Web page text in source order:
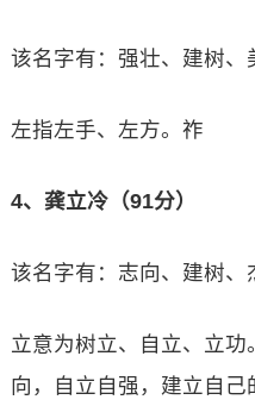
该名字有：强壮、建树、
左指左手、左方。祚
4、龚立冷（91分）
该名字有：志向、建树、
立意为树立、自立、立
向，自立自强，建立自己